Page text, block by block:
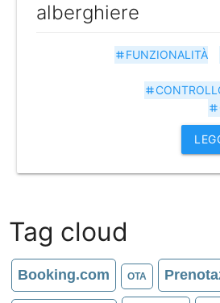
alberghiere
tag FUNZIONALITÀ
tag
tag
Tag cloud
Booking.com OTA